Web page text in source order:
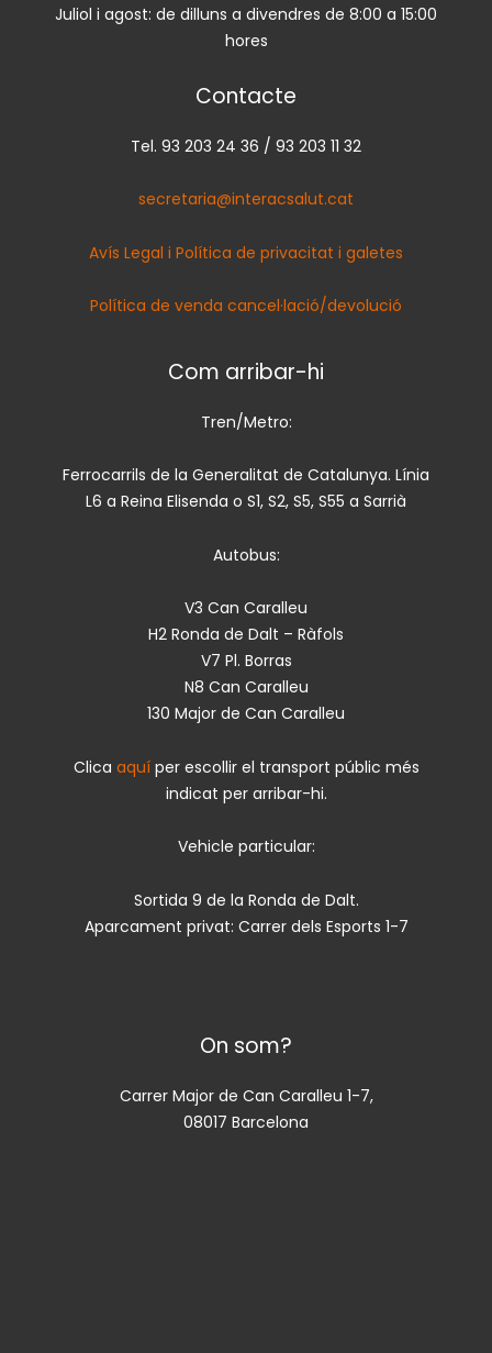
Juliol i agost: de dilluns a divendres de 8:00 a 15:00
hores
Contacte
Tel. 93 203 24 36 / 93 203 11 32
secretaria@interacsalut.cat
Avís Legal i Política de privacitat i galetes
Política de venda cancel·lació/devolució
Com arribar-hi
Tren/Metro:
Ferrocarrils de la Generalitat de Catalunya. Línia
L6 a Reina Elisenda o S1, S2, S5, S55 a Sarrià
Autobus:
V3 Can Caralleu
H2 Ronda de Dalt – Ràfols
V7 Pl. Borras
N8 Can Caralleu
130 Major de Can Caralleu
Clica aquí per escollir el transport públic més
indicat per arribar-hi.
Vehicle particular:
Sortida 9 de la Ronda de Dalt.
Aparcament privat: Carrer dels Esports 1-7
On som?
Carrer Major de Can Caralleu 1-7,
08017 Barcelona